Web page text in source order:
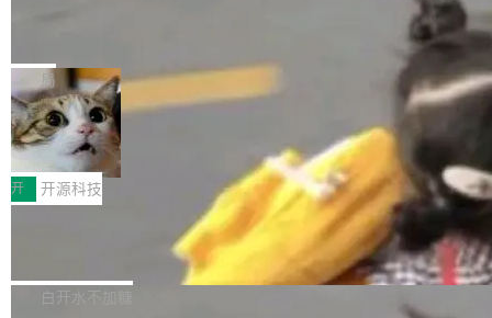
化系统等关键方向的系统性技术实力。 本届赛事
聚焦多语言对话语音模型面临的关键技术挑战，
共吸引来自全球工业界与学术界的1...
5 的架构基础构建，参数规模扩展至 2.4 万亿，
激活参数95B，支持100万上下文Tokens，在编
程、办公、科研以及长周期任务等方面实现了全
面提升。它不仅能应对更具挑战性的问题，还能
更可靠地端到端完成复杂任务，输出值得信赖的
成果。 全球开发者都可通过千问 AI 平台获得 Q
wen3.8 的 API 服务：国内每百万 Tok...
态生成模型，能生成带原生立体声的 2K 视频。
没有发布会，没有预告，直接扔了篇文章出来，
权重已经上传至 Hugging Face。 去年国内的视
频生成模型还在追 Runway 和 Pika 的参数，今
天 MiniMax H3 从架构到许可都摆上台面了。一
个模型，三个模块，两个开源。 H3 由三个模块
组成：H3-Context-IR 负责多模态指令理解和编
排（闭源，提供 API）；H3-Base 是核心生成模
型，33B 参数，负责 768p 音视频生成（开
局
DeepSeek-V4-Flash正式版API上线超
算互联网
近日，DeepSeek-V4-Flash 正式版 API 开启公
开测试。国家超算互联网正式上线 DeepSeek-V
4-Flash 正式版（DeepSeek-V4-Flash-0731）
模型 API 调用服务和模型文件。 DeepSeek-V4-
Flash-0731 经过大量后训练工作，智能体能力
大幅增强，指令遵循能力大幅增强。在多项基准
开 开源科技
Docker 29.7.1 现已发布，具体更新内容如下：
Bug fixes and enhancements 修复了一个回归
白开水不加糖